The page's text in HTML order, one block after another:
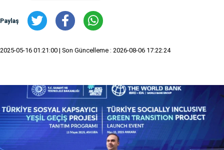
Paylaş
2025-05-16 01:21:00 | Son Güncelleme : 2026-08-06 17:22:24